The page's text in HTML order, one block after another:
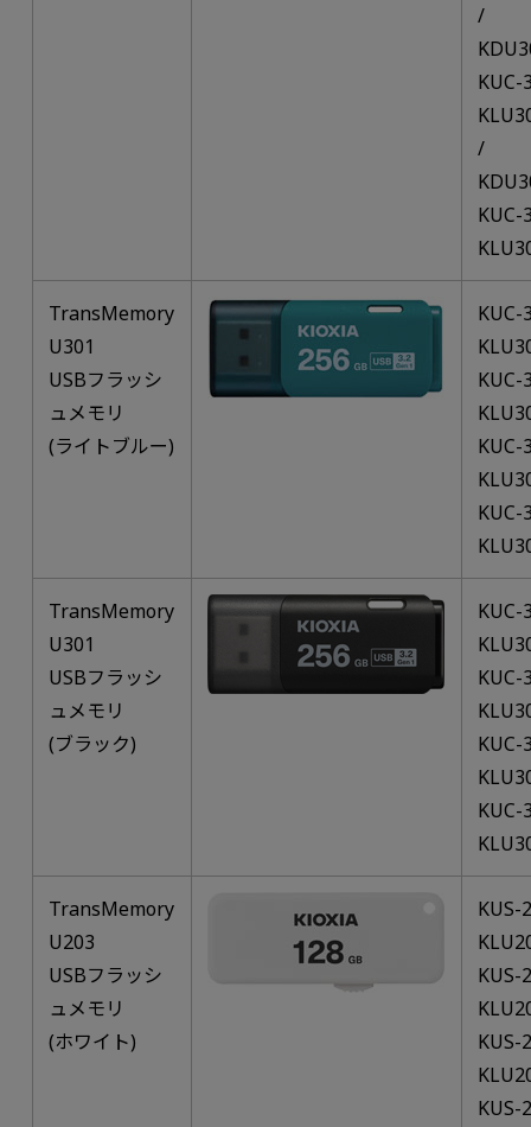
/
KUC-
/
KUC-
TransMemory
U301
USBフラッシ
ュメモリ
(ライトブルー)
KUC-
KUC-
KUC-
KUC-
TransMemory
U301
USBフラッシ
ュメモリ
(ブラック)
KUC-
KUC-
KUC-
KUC-
TransMemory
U203
USBフラッシ
ュメモリ
(ホワイト)
KUS-
KUS-
KUS-
KUS-